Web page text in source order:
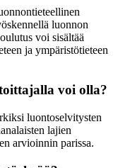
luonnon
voi sisältää
ja ympäristötieteen
voi olla?
luontoselvitysten
lajien
arvioinnin parissa.